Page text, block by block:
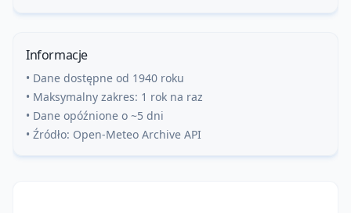
Informacje
• Dane dostępne od 1940 roku
• Maksymalny zakres: 1 rok na raz
• Dane opóźnione o ~5 dni
• Źródło: Open-Meteo Archive API